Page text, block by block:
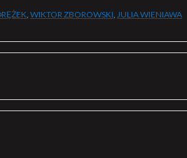
, WIKTOR ZBOROWSKI, JULIA WIENIAWA